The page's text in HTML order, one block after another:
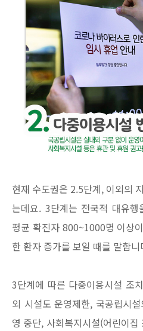
현재 수도권은 2.5단계, 이외의
는데요. 3단계는 전국적 대유
평균 확진자 800~1000명 이상
한 환자 증가를 보일 때를 말합니
3단계에 따른 다중이용시설 조
외 시설도 운영제한, 국공립시
영 중단, 사회복지시설(어린이